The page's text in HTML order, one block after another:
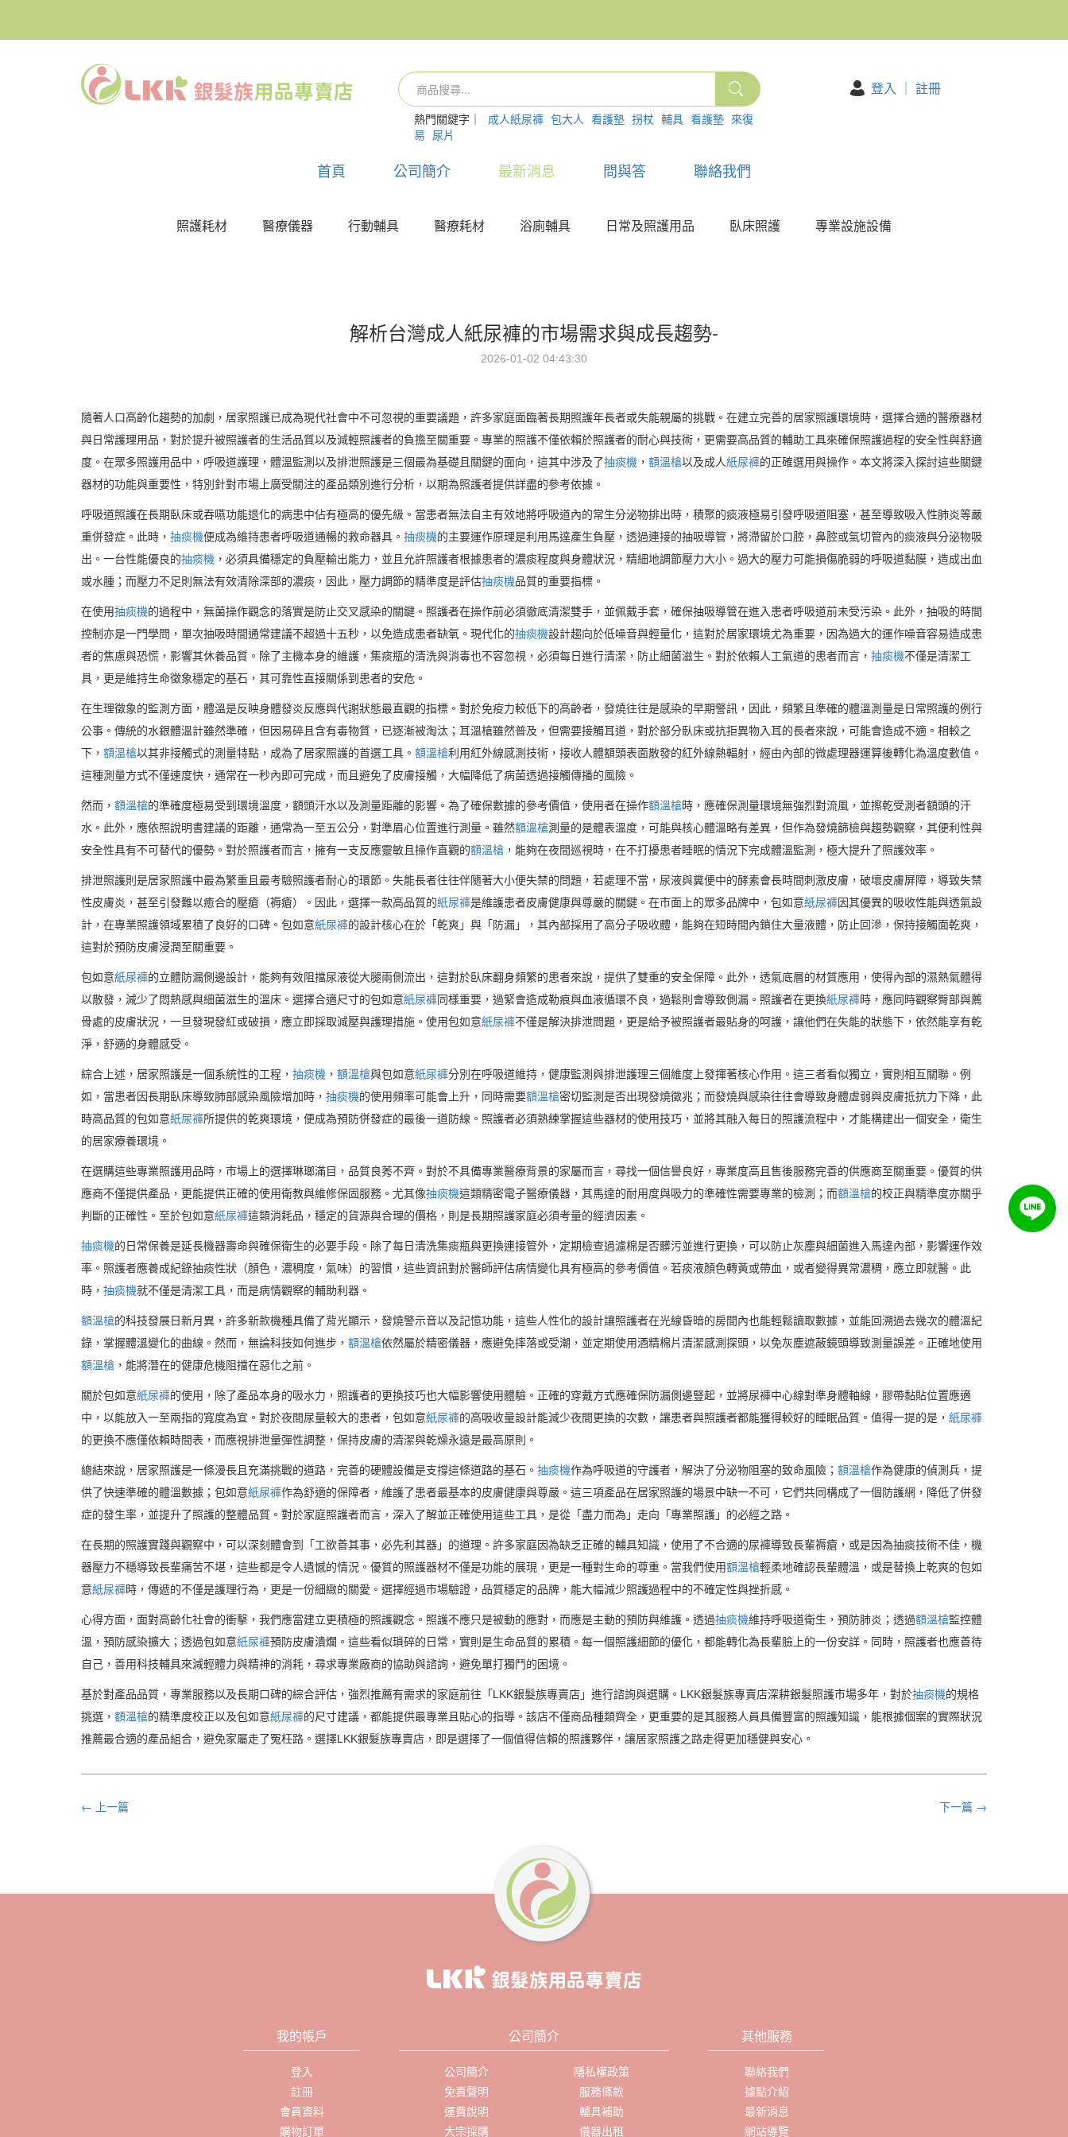
熱門關鍵字｜ 成人紙尿褲 包大人 看護墊 拐杖 輔具 看護墊 來復
易 尿片
登入 ｜ 註冊
首頁 公司簡介 最新消息 問與答 聯絡我們
照護耗材 醫療儀器 行動輔具 醫療耗材 浴廁輔具 日常及照護用品 臥床照護 專業設施設備
解析台灣成人紙尿褲的市場需求與成長趨勢-
2026-01-02 04:43:30
隨著人口高齡化趨勢的加劇，居家照護已成為現代社會中不可忽視的重要議題，許多家庭面臨著長期照護年長者或失能親屬的挑戰。在建立完善的居家照護環境時，選擇合適的醫療器材
與日常護理用品，對於提升被照護者的生活品質以及減輕照護者的負擔至關重要。專業的照護不僅依賴於照護者的耐心與技術，更需要高品質的輔助工具來確保照護過程的安全性與舒適
度。在眾多照護用品中，呼吸道護理，體溫監測以及排泄照護是三個最為基礎且關鍵的面向，這其中涉及了抽痰機 ， 額溫槍以及成人紙尿褲的正確選用與操作。本文將深入探討這些關鍵
器材的功能與重要性，特別針對市場上廣受關注的產品類別進行分析，以期為照護者提供詳盡的參考依據。
呼吸道照護在長期臥床或吞嚥功能退化的病患中佔有極高的優先級。當患者無法自主有效地將呼吸道內的常生分泌物排出時，積聚的痰液極易引發呼吸道阻塞，甚至導致吸入性肺炎等嚴
重併發症。此時， 抽痰機便成為維持患者呼吸道通暢的救命器具。 抽痰機的主要運作原理是利用馬達產生負壓，透過連接的抽吸導管，將滯留於口腔，鼻腔或氣切管內的痰液與分泌物吸
出。一台性能優良的抽痰機 ，必須具備穩定的負壓輸出能力，並且允許照護者根據患者的濃痰程度與身體狀況，精細地調節壓力大小。過大的壓力可能損傷脆弱的呼吸道黏膜，造成出血
或水腫；而壓力不足則無法有效清除深部的濃痰，因此，壓力調節的精準度是評估抽痰機品質的重要指標。
在使用抽痰機的過程中，無菌操作觀念的落實是防止交叉感染的關鍵。照護者在操作前必須徹底清潔雙手，並佩戴手套，確保抽吸導管在進入患者呼吸道前未受污染。此外，抽吸的時間
控制亦是一門學問，單次抽吸時間通常建議不超過十五秒，以免造成患者缺氧。現代化的抽痰機設計趨向於低噪音與輕量化，這對於居家環境尤為重要，因為過大的運作噪音容易造成患
者的焦慮與恐慌，影響其休養品質。除了主機本身的維護，集痰瓶的清洗與消毒也不容忽視，必須每日進行清潔，防止細菌滋生。對於依賴人工氣道的患者而言， 抽痰機不僅是清潔工
具，更是維持生命徵象穩定的基石，其可靠性直接關係到患者的安危。
在生理徵象的監測方面，體溫是反映身體發炎反應與代謝狀態最直觀的指標。對於免疫力較低下的高齡者，發燒往往是感染的早期警訊，因此，頻繁且準確的體溫測量是日常照護的例行
公事。傳統的水銀體溫計雖然準確，但因易碎且含有毒物質，已逐漸被淘汰；耳溫槍雖然普及，但需要接觸耳道，對於部分臥床或抗拒異物入耳的長者來說，可能會造成不適。相較之
下， 額溫槍以其非接觸式的測量特點，成為了居家照護的首選工具。 額溫槍利用紅外線感測技術，接收人體額頭表面散發的紅外線熱輻射，經由內部的微處理器運算後轉化為溫度數值。
這種測量方式不僅速度快，通常在一秒內即可完成，而且避免了皮膚接觸，大幅降低了病菌透過接觸傳播的風險。
然而， 額溫槍的準確度極易受到環境溫度，額頭汗水以及測量距離的影響。為了確保數據的參考價值，使用者在操作額溫槍時，應確保測量環境無強烈對流風，並擦乾受測者額頭的汗
水。此外，應依照說明書建議的距離，通常為一至五公分，對準眉心位置進行測量。雖然額溫槍測量的是體表溫度，可能與核心體溫略有差異，但作為發燒篩檢與趨勢觀察，其便利性與
安全性具有不可替代的優勢。對於照護者而言，擁有一支反應靈敏且操作直觀的額溫槍 ，能夠在夜間巡視時，在不打擾患者睡眠的情況下完成體溫監測，極大提升了照護效率。
排泄照護則是居家照護中最為繁重且最考驗照護者耐心的環節。失能長者往往伴隨著大小便失禁的問題，若處理不當，尿液與糞便中的酵素會長時間刺激皮膚，破壞皮膚屏障，導致失禁
性皮膚炎，甚至引發難以癒合的壓瘡（褥瘡）。因此，選擇一款高品質的紙尿褲是維護患者皮膚健康與尊嚴的關鍵。在市面上的眾多品牌中，包如意紙尿褲因其優異的吸收性能與透氣設
計，在專業照護領域累積了良好的口碑。包如意紙尿褲的設計核心在於「乾爽」與「防漏」，其內部採用了高分子吸收體，能夠在短時間內鎖住大量液體，防止回滲，保持接觸面乾爽，
這對於預防皮膚浸潤至關重要。
包如意紙尿褲的立體防漏側邊設計，能夠有效阻擋尿液從大腿兩側流出，這對於臥床翻身頻繁的患者來說，提供了雙重的安全保障。此外，透氣底層的材質應用，使得內部的濕熱氣體得
以散發，減少了悶熱感與細菌滋生的溫床。選擇合適尺寸的包如意紙尿褲同樣重要，過緊會造成勒痕與血液循環不良，過鬆則會導致側漏。照護者在更換紙尿褲時，應同時觀察臀部與薦
骨處的皮膚狀況，一旦發現發紅或破損，應立即採取減壓與護理措施。使用包如意紙尿褲不僅是解決排泄問題，更是給予被照護者最貼身的呵護，讓他們在失能的狀態下，依然能享有乾
淨，舒適的身體感受。
綜合上述，居家照護是一個系統性的工程， 抽痰機 ， 額溫槍與包如意紙尿褲分別在呼吸道維持，健康監測與排泄護理三個維度上發揮著核心作用。這三者看似獨立，實則相互關聯。例
如，當患者因長期臥床導致肺部感染風險增加時， 抽痰機的使用頻率可能會上升，同時需要額溫槍密切監測是否出現發燒徵兆；而發燒與感染往往會導致身體虛弱與皮膚抵抗力下降，此
時高品質的包如意紙尿褲所提供的乾爽環境，便成為預防併發症的最後一道防線。照護者必須熟練掌握這些器材的使用技巧，並將其融入每日的照護流程中，才能構建出一個安全，衛生
的居家療養環境。
在選購這些專業照護用品時，市場上的選擇琳瑯滿目，品質良莠不齊。對於不具備專業醫療背景的家屬而言，尋找一個信譽良好，專業度高且售後服務完善的供應商至關重要。優質的供
應商不僅提供產品，更能提供正確的使用衛教與維修保固服務。尤其像抽痰機這類精密電子醫療儀器，其馬達的耐用度與吸力的準確性需要專業的檢測；而額溫槍的校正與精準度亦關乎
判斷的正確性。至於包如意紙尿褲這類消耗品，穩定的貨源與合理的價格，則是長期照護家庭必須考量的經濟因素。
抽痰機的日常保養是延長機器壽命與確保衛生的必要手段。除了每日清洗集痰瓶與更換連接管外，定期檢查過濾棉是否髒污並進行更換，可以防止灰塵與細菌進入馬達內部，影響運作效
率。照護者應養成紀錄抽痰性狀（顏色，濃稠度，氣味）的習慣，這些資訊對於醫師評估病情變化具有極高的參考價值。若痰液顏色轉黃或帶血，或者變得異常濃稠，應立即就醫。此
時， 抽痰機就不僅是清潔工具，而是病情觀察的輔助利器。
額溫槍的科技發展日新月異，許多新款機種具備了背光顯示，發燒警示音以及記憶功能，這些人性化的設計讓照護者在光線昏暗的房間內也能輕鬆讀取數據，並能回溯過去幾次的體溫紀
錄，掌握體溫變化的曲線。然而，無論科技如何進步， 額溫槍依然屬於精密儀器，應避免摔落或受潮，並定期使用酒精棉片清潔感測探頭，以免灰塵遮蔽鏡頭導致測量誤差。正確地使用
額溫槍 ，能將潛在的健康危機阻擋在惡化之前。
關於包如意紙尿褲的使用，除了產品本身的吸水力，照護者的更換技巧也大幅影響使用體驗。正確的穿戴方式應確保防漏側邊豎起，並將尿褲中心線對準身體軸線，膠帶黏貼位置應適
中，以能放入一至兩指的寬度為宜。對於夜間尿量較大的患者，包如意紙尿褲的高吸收量設計能減少夜間更換的次數，讓患者與照護者都能獲得較好的睡眠品質。值得一提的是， 紙尿褲
的更換不應僅依賴時間表，而應視排泄量彈性調整，保持皮膚的清潔與乾燥永遠是最高原則。
總結來說，居家照護是一條漫長且充滿挑戰的道路，完善的硬體設備是支撐這條道路的基石。 抽痰機作為呼吸道的守護者，解決了分泌物阻塞的致命風險； 額溫槍作為健康的偵測兵，提
供了快速準確的體溫數據；包如意紙尿褲作為舒適的保障者，維護了患者最基本的皮膚健康與尊嚴。這三項產品在居家照護的場景中缺一不可，它們共同構成了一個防護網，降低了併發
症的發生率，並提升了照護的整體品質。對於家庭照護者而言，深入了解並正確使用這些工具，是從「盡力而為」走向「專業照護」的必經之路。
在長期的照護實踐與觀察中，可以深刻體會到「工欲善其事，必先利其器」的道理。許多家庭因為缺乏正確的輔具知識，使用了不合適的尿褲導致長輩褥瘡，或是因為抽痰技術不佳，機
器壓力不穩導致長輩痛苦不堪，這些都是令人遺憾的情況。優質的照護器材不僅是功能的展現，更是一種對生命的尊重。當我們使用額溫槍輕柔地確認長輩體溫，或是替換上乾爽的包如
意紙尿褲時，傳遞的不僅是護理行為，更是一份細緻的關愛。選擇經過市場驗證，品質穩定的品牌，能大幅減少照護過程中的不確定性與挫折感。
心得方面，面對高齡化社會的衝擊，我們應當建立更積極的照護觀念。照護不應只是被動的應對，而應是主動的預防與維護。透過抽痰機維持呼吸道衛生，預防肺炎；透過額溫槍監控體
溫，預防感染擴大；透過包如意紙尿褲預防皮膚潰爛。這些看似瑣碎的日常，實則是生命品質的累積。每一個照護細節的優化，都能轉化為長輩臉上的一份安詳。同時，照護者也應善待
自己，善用科技輔具來減輕體力與精神的消耗，尋求專業廠商的協助與諮詢，避免單打獨鬥的困境。
基於對產品品質，專業服務以及長期口碑的綜合評估，強烈推薦有需求的家庭前往「LKK銀髮族專賣店」進行諮詢與選購。LKK銀髮族專賣店深耕銀髮照護市場多年，對於抽痰機的規格
挑選， 額溫槍的精準度校正以及包如意紙尿褲的尺寸建議，都能提供最專業且貼心的指導。該店不僅商品種類齊全，更重要的是其服務人員具備豐富的照護知識，能根據個案的實際狀況
推薦最合適的產品組合，避免家屬走了冤枉路。選擇LKK銀髮族專賣店，即是選擇了一個值得信賴的照護夥伴，讓居家照護之路走得更加穩健與安心。
← 上一篇 下一篇 →
我的帳戶
登入
註冊
會員資料
購物訂單
公司簡介
公司簡介
隱私權政策
免責聲明
服務條款
運費說明
輔具補助
大宗採購
儀器出租
其他服務
聯絡我們
據點介紹
最新消息
網站導覽